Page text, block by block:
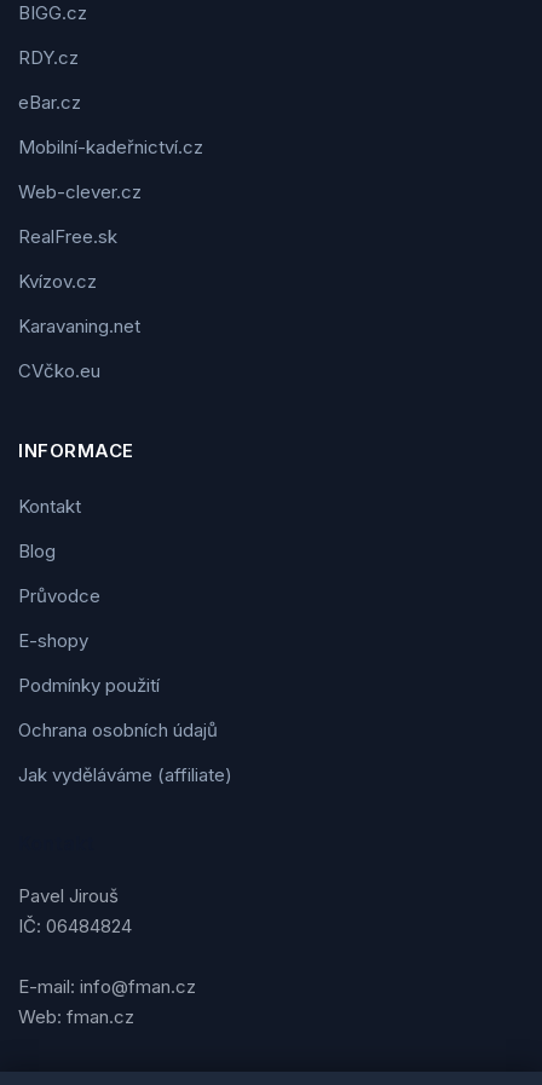
BIGG.cz
RDY.cz
eBar.cz
Mobilní-kadeřnictví.cz
Web-clever.cz
RealFree.sk
Kvízov.cz
Karavaning.net
CVčko.eu
INFORMACE
Kontakt
Blog
Průvodce
E-shopy
Podmínky použití
Ochrana osobních údajů
Jak vyděláváme (affiliate)
Pavel Jirouš
IČ: 06484824
E-mail: info@fman.cz
Web: fman.cz